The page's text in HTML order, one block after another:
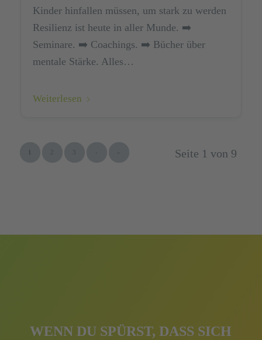
Kinder hinfallen müssen, um stark zu werden
Resilienz ist heute in aller Munde. ➡️
Seminare. ➡️ Coachings. ➡️ Bücher über
mentale Stärke. Alles…
Weiterlesen
Seite 1 von 9
1 3
WENN DU SPÜRST, DASS SICH